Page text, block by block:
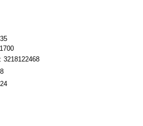
3218122468